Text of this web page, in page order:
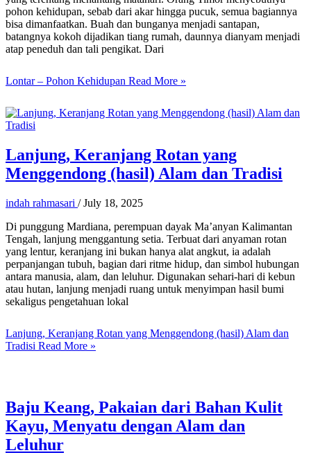
pohon kehidupan, sebab dari akar hingga pucuk, semua bagiannya
bisa dimanfaatkan. Buah dan bunganya menjadi santapan,
batangnya kokoh dijadikan tiang rumah, daunnya dianyam menjadi
atap peneduh dan tali pengikat. Dari
Lontar – Pohon Kehidupan Read More »
Lanjung, Keranjang Rotan yang
Menggendong (hasil) Alam dan Tradisi
indah rahmasari /July 18, 2025
Di punggung Mardiana, perempuan dayak Ma’anyan Kalimantan
Tengah, lanjung menggantung setia. Terbuat dari anyaman rotan
yang lentur, keranjang ini bukan hanya alat angkut, ia adalah
perpanjangan tubuh, bagian dari ritme hidup, dan simbol hubungan
antara manusia, alam, dan leluhur. Digunakan sehari-hari di kebun
atau hutan, lanjung menjadi ruang untuk menyimpan hasil bumi
sekaligus pengetahuan lokal
Lanjung, Keranjang Rotan yang Menggendong (hasil) Alam dan
Tradisi Read More »
Baju Keang, Pakaian dari Bahan Kulit
Kayu, Menyatu dengan Alam dan
Leluhur